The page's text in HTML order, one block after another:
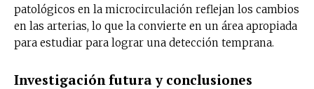
patológicos en la microcirculación reflejan los cambios
en las arterias, lo que la convierte en un área apropiada
para estudiar para lograr una detección temprana.
Investigación futura y conclusiones